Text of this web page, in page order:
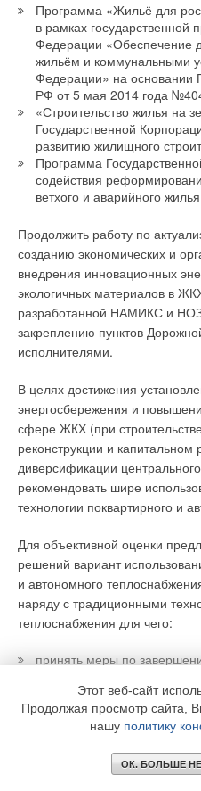
Программа «Жильё для
в рамках государственной
Федерации «Обеспечение
жильём и коммунальными
Федерации» на основании
РФ от 5 мая 2014 года
«Строительство жилья на
Государственной
развитию жилищного
Программа
содействия
ветхого и аварийного
Продолжить работу по
созданию экономических и
внедрения инновационных
экологичных материалов в
разработанной НАМИКС и
закреплению пунктов
исполнителями.
В целях достижения
энергосбережения и
сфере ЖКХ (при
реконструкции и капитальном
диверсификации
рекомендовать шире
технологии поквартирного и
Для объективной оценки
решений вариант
и автономного
наряду с традиционными
теплоснабжения для чего:
принять меры по
применения
теплоснабжения, как для
существующего жилого и
инициировать разработку
нормативных документов и
Этот веб-сайт
Продолжая просмотр сайта,
нашу политику
ОК. БОЛЬШЕ